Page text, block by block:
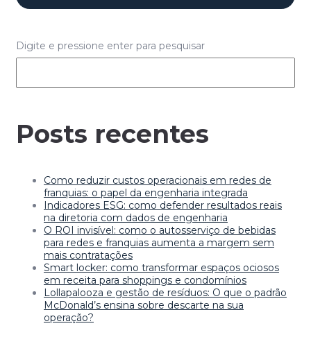
Digite e pressione enter para pesquisar
Posts recentes
Como reduzir custos operacionais em redes de
franquias: o papel da engenharia integrada
Indicadores ESG: como defender resultados reais
na diretoria com dados de engenharia
O ROI invisível: como o autosserviço de bebidas
para redes e franquias aumenta a margem sem
mais contratações
Smart locker: como transformar espaços ociosos
em receita para shoppings e condomínios
Lollapalooza e gestão de resíduos: O que o padrão
McDonald’s ensina sobre descarte na sua
operação?